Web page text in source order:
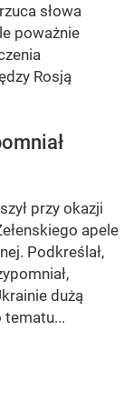
słowa
poważnie
Rosją
przy okazji
apele
Podkreślał,
dużą
tematu...